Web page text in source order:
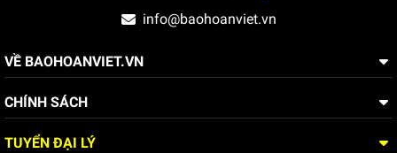
info@baohoanviet.vn
VỀ BAOHOANVIET.VN
CHÍNH SÁCH
TUYỂN ĐẠI LÝ